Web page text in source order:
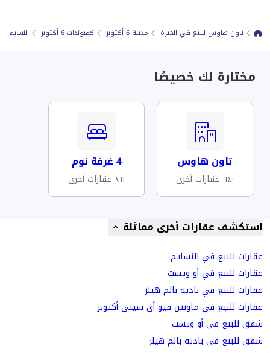
تاون هاوس للبيع في الجيزة مدينة 6 أكتوبر كمبوندات 6 أكتوبر النسايم
مختارة لك خصيصًا
تاون هاوس
٦٤٠ عقارات أخرى
4 غرفة نوم
٢١١ عقارات أخرى
استكشف عقارات أخرى مماثلة
عقارات للبيع في النسايم
عقارات للبيع في أو ويست
عقارات للبيع في باديه بالم هيلز
عقارات للبيع في ماونتن فيو أي سيتي أكتوبر
شقق للبيع في أو ويست
شقق للبيع في باديه بالم هيلز